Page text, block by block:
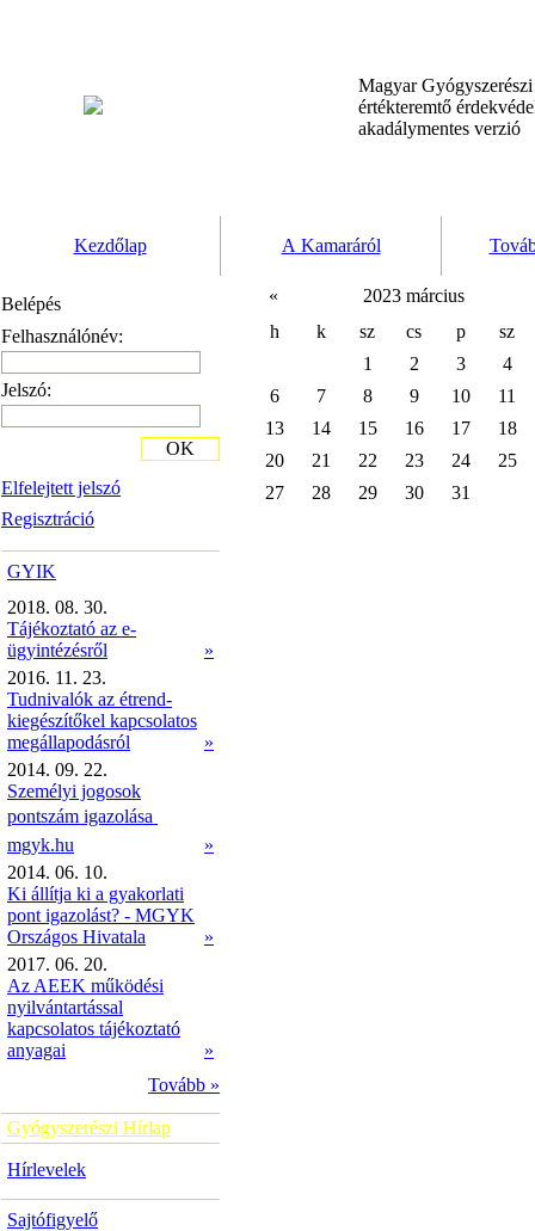
Magyar
értékteremtő
akadálymentes verzió
Kezdőlap A Kamaráról
Belépés
Felhasználónév:
Jelszó:
Elfelejtett jelszó
Regisztráció
OK
GYIK
2018. 08. 30.
Tájékoztató az e-
ügyintézésről
»
2016. 11. 23.
Tudnivalók az étrend-
kiegészítőkel kapcsolatos
megállapodásról
»
2014. 09. 22.
Személyi jogosok
pontszám igazolása 
mgyk.hu
»
2014. 06. 10.
Ki állítja ki a gyakorlati
pont igazolást? - MGYK
Országos Hivatala
»
2017. 06. 20.
Az AEEK működési
nyilvántartással
kapcsolatos tájékoztató
anyagai
»
Tovább »
Gyógyszerészi Hírlap
Hírlevelek
Sajtófigyelő
«
2023 március
h
k sz cs p
sz
1
2 3
4
6
7 8 9 10
11
13
14 15 16 17
18
20
21 22 23 24
25
27
28 29 30 31